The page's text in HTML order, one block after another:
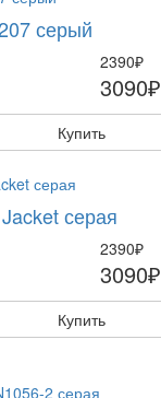
серый
2390₽
3090₽
Купить
серая
2390₽
3090₽
Купить